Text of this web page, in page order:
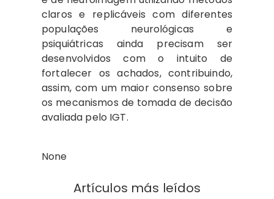
claros e replicáveis com diferentes
populações neurológicas e
psiquiátricas ainda precisam ser
desenvolvidos com o intuito de
fortalecer os achados, contribuindo,
assim, com um maior consenso sobre
os mecanismos de tomada de decisão
avaliada pelo IGT.
None
Artículos más leídos